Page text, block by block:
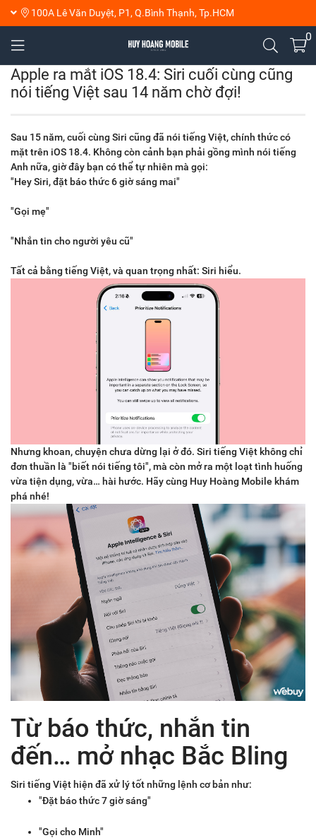
100A Lê Văn Duyệt, P1, Q.Bình Thạnh, Tp.HCM
0
Apple ra mắt iOS 18.4: Siri cuối cùng cũng
nói tiếng Việt sau 14 năm chờ đợi!
Sau 15 năm, cuối cùng Siri cũng đã nói tiếng Việt, chính thức có
mặt trên iOS 18.4. Không còn cảnh bạn phải gồng mình nói tiếng
Anh nữa, giờ đây bạn có thể tự nhiên mà gọi:
"Hey Siri, đặt báo thức 6 giờ sáng mai"
"Gọi mẹ"
"Nhắn tin cho người yêu cũ"
Tất cả bằng tiếng Việt, và quan trọng nhất: Siri hiểu.
Nhưng khoan, chuyện chưa dừng lại ở đó. Siri tiếng Việt không chỉ
đơn thuần là "biết nói tiếng tôi", mà còn mở ra một loạt tình huống
vừa tiện dụng, vừa… hài hước. Hãy cùng Huy Hoàng Mobile khám
phá nhé!
Từ báo thức, nhắn tin
đến… mở nhạc Bắc Bling
Siri tiếng Việt hiện đã xử lý tốt những lệnh cơ bản như:
"Đặt báo thức 7 giờ sáng"
"Gọi cho Minh"